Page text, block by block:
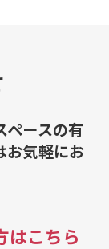
ペースの有
お気軽にお
はこちら